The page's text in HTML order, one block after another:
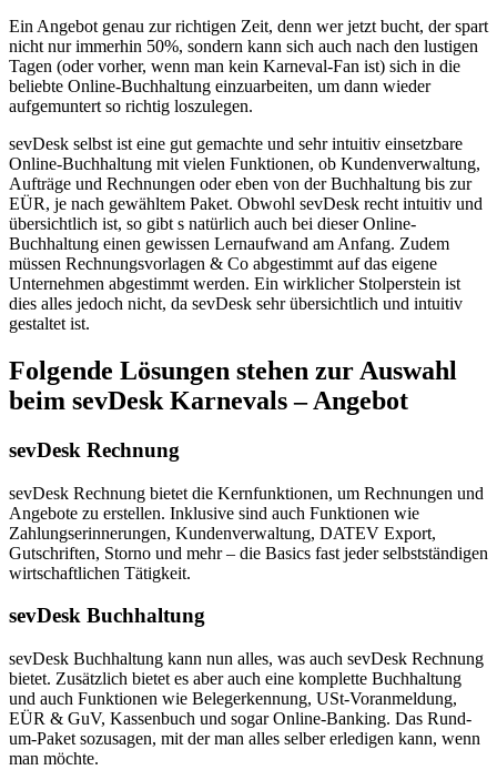
Ein Angebot genau zur richtigen Zeit, denn wer jetzt bucht, der spart
nicht nur immerhin 50%, sondern kann sich auch nach den lustigen
Tagen (oder vorher, wenn man kein Karneval-Fan ist) sich in die
beliebte Online-Buchhaltung einzuarbeiten, um dann wieder
aufgemuntert so richtig loszulegen.
sevDesk selbst ist eine gut gemachte und sehr intuitiv einsetzbare
Online-Buchhaltung mit vielen Funktionen, ob Kundenverwaltung,
Aufträge und Rechnungen oder eben von der Buchhaltung bis zur
EÜR, je nach gewähltem Paket. Obwohl sevDesk recht intuitiv und
übersichtlich ist, so gibt s natürlich auch bei dieser Online-
Buchhaltung einen gewissen Lernaufwand am Anfang. Zudem
müssen Rechnungsvorlagen & Co abgestimmt auf das eigene
Unternehmen abgestimmt werden. Ein wirklicher Stolperstein ist
dies alles jedoch nicht, da sevDesk sehr übersichtlich und intuitiv
gestaltet ist.
Folgende Lösungen stehen zur Auswahl
beim sevDesk Karnevals – Angebot
sevDesk Rechnung
sevDesk Rechnung bietet die Kernfunktionen, um Rechnungen und
Angebote zu erstellen. Inklusive sind auch Funktionen wie
Zahlungserinnerungen, Kundenverwaltung, DATEV Export,
Gutschriften, Storno und mehr – die Basics fast jeder selbstständigen
wirtschaftlichen Tätigkeit.
sevDesk Buchhaltung
sevDesk Buchhaltung kann nun alles, was auch sevDesk Rechnung
bietet. Zusätzlich bietet es aber auch eine komplette Buchhaltung
und auch Funktionen wie Belegerkennung, USt-Voranmeldung,
EÜR & GuV, Kassenbuch und sogar Online-Banking. Das Rund-
um-Paket sozusagen, mit der man alles selber erledigen kann, wenn
man möchte.